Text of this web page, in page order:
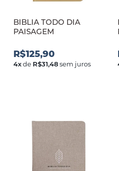
BIBLIA TODO DIA
PAISAGEM
R$125,90
4xde R$31,48sem juros